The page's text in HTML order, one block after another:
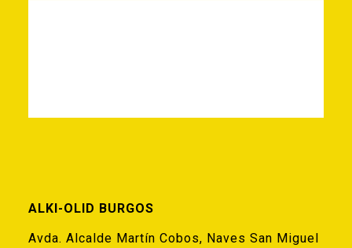
ALKI-OLID BURGOS
Avda. Alcalde Martín Cobos, Naves San Miguel